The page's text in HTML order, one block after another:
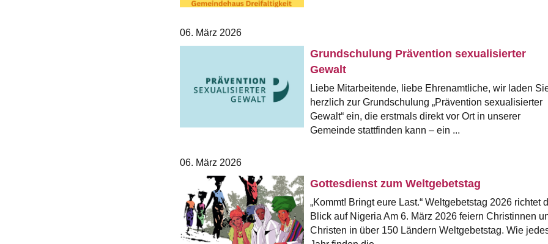
06. März 2026
Grundschulung Prävention sexualisierter
Gewalt
Liebe Mitarbeitende, liebe Ehrenamtliche, wir laden
herzlich zur Grundschulung „Prävention sexualisierter
Gewalt“ ein, die erstmals direkt vor Ort in unserer
Gemeinde stattfinden kann – ein ...
06. März 2026
Gottesdienst zum Weltgebetstag
„Kommt! Bringt eure Last.“ Weltgebetstag 2026 richtet
Blick auf Nigeria Am 6. März 2026 feiern Christinnen
Christen in über 150 Ländern Weltgebetstag. Wie